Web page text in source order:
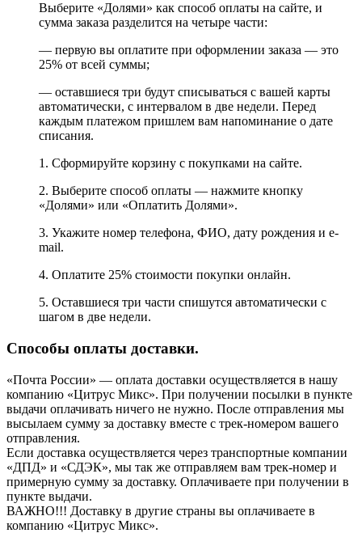
Выберите «Долями» как способ оплаты на сайте, и
сумма заказа разделится на четыре части:
— первую вы оплатите при оформлении заказа — это
25% от всей суммы;
— оставшиеся три будут списываться с вашей карты
автоматически, с интервалом в две недели. Перед
каждым платежом пришлем вам напоминание о дате
списания.
1. Сформируйте корзину с покупками на сайте.
2. Выберите способ оплаты — нажмите кнопку
«Долями» или «Оплатить Долями».
3. Укажите номер телефона, ФИО, дату рождения и e-
mail.
4. Оплатите 25% стоимости покупки онлайн.
5. Оставшиеся три части спишутся автоматически с
шагом в две недели.
Способы оплаты доставки.
«Почта России» — оплата доставки осуществляется в нашу
компанию «Цитрус Микс». При получении посылки в пункте
выдачи оплачивать ничего не нужно. После отправления мы
высылаем сумму за доставку вместе с трек-номером вашего
отправления.
Если доставка осуществляется через транспортные компании
«ДПД» и «СДЭК», мы так же отправляем вам трек-номер и
примерную сумму за доставку. Оплачиваете при получении в
пункте выдачи.
ВАЖНО!!! Доставку в другие страны вы оплачиваете в
компанию «Цитрус Микс».